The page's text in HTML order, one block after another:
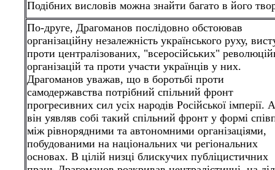
Подібних висловів можна знайти багато в його
По-друге, Драгоманов послідовно обстоював
організаційну незалежність українського руху,
проти централізованих, "всеросійських"
організацій та проти участи українців у них.
Драгоманов уважав, що в боротьбі проти
самодержавства потрібний спільний фронт
прогресивних сил усіх народів Російської імперії.
він уявляв собі такий спільний фронт у формі
між рівнорядними та автономними організаціями,
побудованими на національних чи регіональних
основах. В цілій низці блискучих публіцистичних